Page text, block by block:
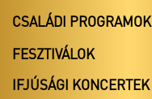
CSALÁDI PROGRAMOK
FESZTIVÁLOK
IFJÚSÁGI KONCERTEK